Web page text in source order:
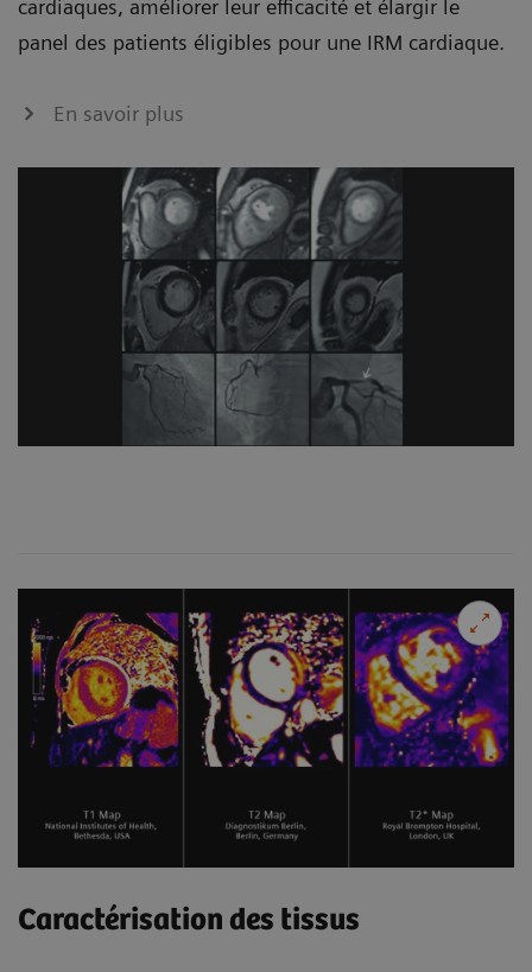
cardiaques, améliorer leur efficacité et élargir le
panel des patients éligibles pour une IRM cardiaque.
En savoir plus
Caractérisation des tissus